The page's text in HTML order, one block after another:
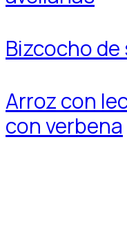
Bizcocho de
Arroz con
con verbena